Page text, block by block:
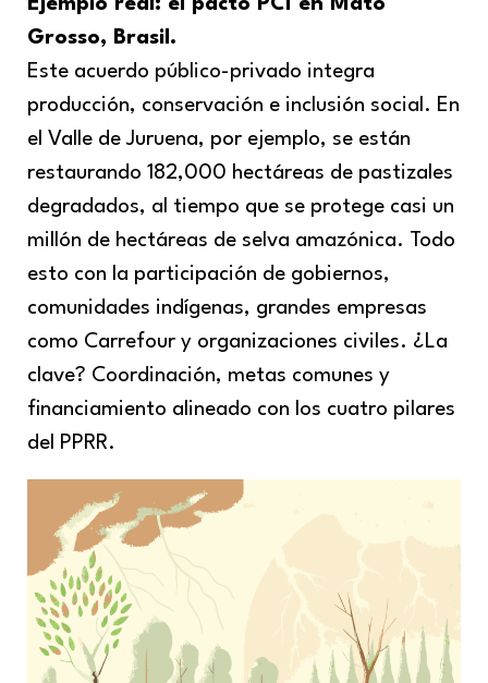
Ejemplo real: el pacto PCI en Mato
Grosso, Brasil.
Este acuerdo público-privado integra
producción, conservación e inclusión social. En
el Valle de Juruena, por ejemplo, se están
restaurando 182,000 hectáreas de pastizales
degradados, al tiempo que se protege casi un
millón de hectáreas de selva amazónica. Todo
esto con la participación de gobiernos,
comunidades indígenas, grandes empresas
como Carrefour y organizaciones civiles. ¿La
clave? Coordinación, metas comunes y
financiamiento alineado con los cuatro pilares
del PPRR.